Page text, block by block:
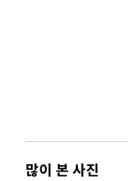
많이 본 사진